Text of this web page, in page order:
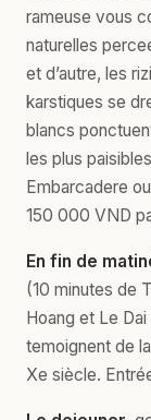
rameuse vous
naturelles
et d’autre, les
karstiques se
blancs
les plus
Embarcadere
150 000 VND
En fin de
(10 minutes de
Hoang et Le
temoignent de
Xe siècle.